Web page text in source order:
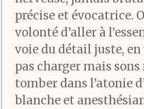
précise et évocatrice.
volonté d’aller à
voie du détail juste,
pas charger mais
tomber dans l’atonie
blanche et